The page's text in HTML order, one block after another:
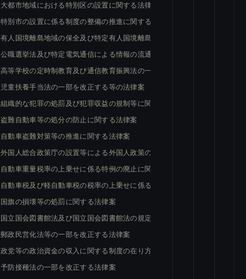
大都市地域における特別区の設置に関する法律の一部を改正する法律案
特別市の設置に係る制度の整備の推進に関する法律案
有人国境離島地域の保全及び特定有人国境離島地域に係る地域社会の維持
公職選挙法及び特定電気通信による情報の流通によって発生する権利侵害
高等学校の定時制教育及び通信教育振興法の一部を改正する法律案
児童扶養手当法の一部を改正する等の法律案
組織的な犯罪の処罰及び犯罪収益の規制等に関する法律及び刑事訴訟法の一
盗難自動車等の処分の防止に関する法律案
自動車盗難対策等の推進に関する法律案
外国人総合政策庁の設置等による外国人政策の総合的な推進に関する法律案
自動車重量税率の上乗せに係る特例の廃止に関する法律案
自動車税及び軽自動車税の税率の上乗せに係る特例の廃止に関する法律案
国旗の損壊等の処罰に関する法律案
国立国会図書館法及び国立国会図書館法の規定により行政各部門に置かれ
郵政民営化法等の一部を改正する法律案
政党等の政治資金の収入に関する制度の在り方に係る措置に関する法律案
予防接種法の一部を改正する法律案